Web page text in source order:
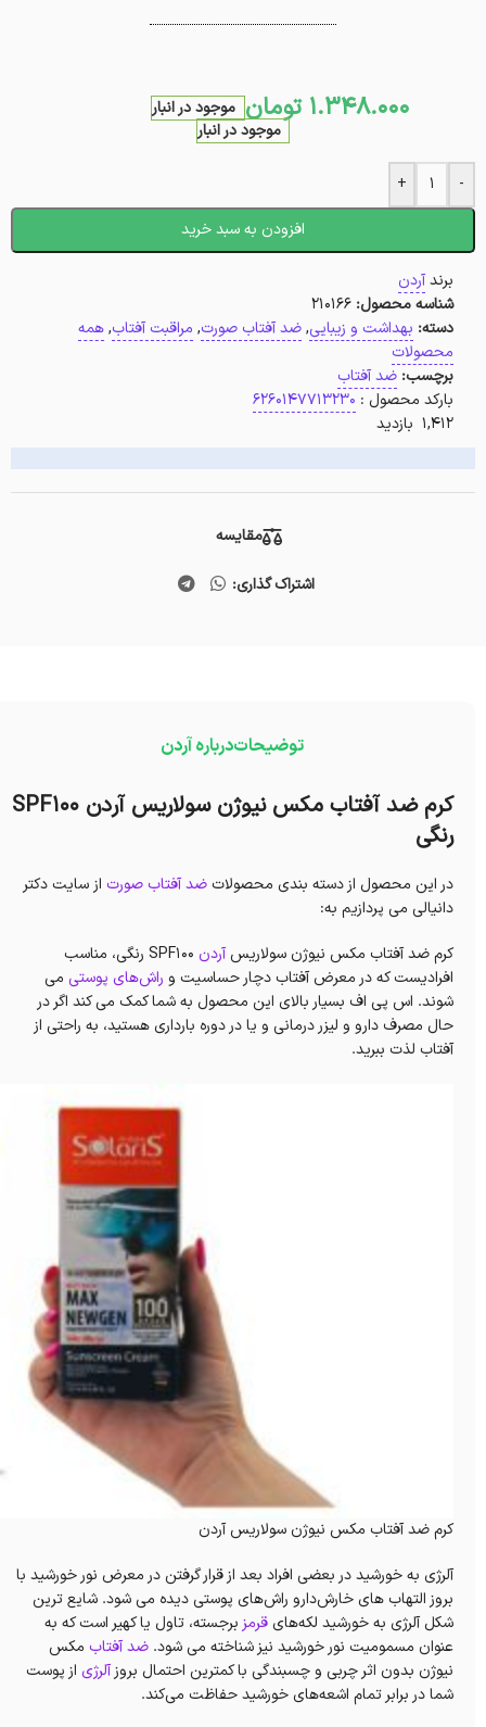
1.348.000 تومان موجود در انبار
موجود در انبار
-
+
افزودن به سبد خرید
برندآردن
شناسه محصول: 210166
دسته: بهداشت و زیبایی,ضد آفتاب صورت, مراقبت آفتاب,همه
محصولات
برچسب: ضد آفتاب
بارکد محصول : 6260147713230
1,412 بازدید
مقایسه
اشتراک گذاری:
توضیحاتدرباره آردن
کرم ضد آفتاب مکس نیوژن سولاریس آردن SPF100
رنگی
در این محصول از دسته بندی محصولات ضد آفتاب صورت از سایت دکتر
دانیالی می پردازیم به:
کرم ضد آفتاب مکس نیوژن سولاریس آردن
SPF100 رنگی، مناسب
افرادیست که در معرض آفتاب دچار حساسیت و راش‌های پوستی می
شوند. اس پی اف بسیار بالای این محصول به شما کمک می کند اگر در
حال مصرف دارو و لیزر درمانی و یا در دوره بارداری هستید، به راحتی از
آفتاب لذت ببرید.
کرم ضد آفتاب مکس نیوژن سولاریس آردن
آلرژی به خورشید در بعضی افراد بعد از قرار گرفتن در معرض نور خورشید با
بروز التهاب های خارش‌دارو راش‌های پوستی دیده می شود. شایع ترین
شکل آلرژی به خورشید لکه‌هایقرمز برجسته، تاول یا کهیر است که به
عنوان مسمومیت نور خورشید نیز شناخته می شود. ضد آفتاب مکس
نیوژن بدون اثر چربی و چسبندگی با کمترین احتمال بروزآلرژی از پوست
شما در برابر تمام اشعه‌های خورشید حفاظت می‌کند.